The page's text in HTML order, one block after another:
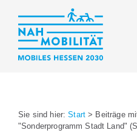
Sie sind hier:Start > Beiträge
"Sonderprogramm Stadt Land"